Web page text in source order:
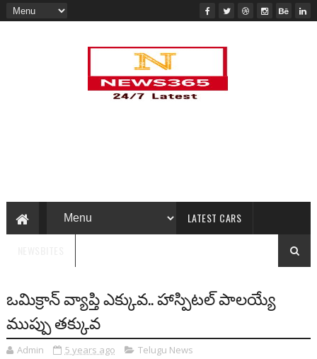
LATEST CARS
ఒమిక్రాన్ వ్యాప్తి ఎక్కువ.. హాస్పిటల్‌ పాలయ్యే
ముప్పు తక్కువ
Admin 5 years ago Telugu News